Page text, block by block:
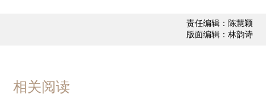
责任编辑：陈慧颖
版面编辑：林韵诗
相关阅读